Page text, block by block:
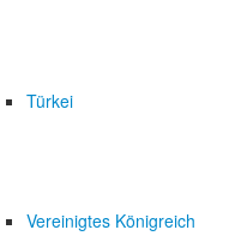
Türkei
Vereinigtes Königreich